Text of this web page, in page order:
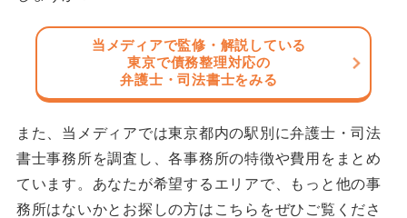
当メディアで監修・解説している
東京で債務整理対応の
弁護士・司法書士をみる
また、当メディアでは東京都内の駅別に弁護士・司法
書士事務所を調査し、各事務所の特徴や費用をまとめ
ています。あなたが希望するエリアで、もっと他の事
務所はないかとお探しの方はこちらをぜひご覧くださ